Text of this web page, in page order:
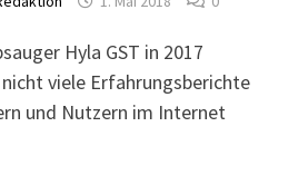
Hyla GST in 2017
viele Erfahrungsberichte
und Nutzern im Internet